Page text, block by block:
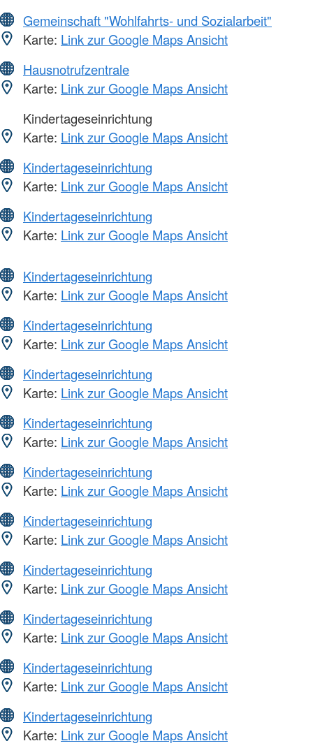
Gemeinschaft "Wohlfahrts- und Sozialarbeit"
Karte: Link zur Google Maps Ansicht
Hausnotrufzentrale
Karte: Link zur Google Maps Ansicht
Kindertageseinrichtung
Karte: Link zur Google Maps Ansicht
Kindertageseinrichtung
Karte: Link zur Google Maps Ansicht
Kindertageseinrichtung
Karte: Link zur Google Maps Ansicht
Kindertageseinrichtung
Karte: Link zur Google Maps Ansicht
Kindertageseinrichtung
Karte: Link zur Google Maps Ansicht
Kindertageseinrichtung
Karte: Link zur Google Maps Ansicht
Kindertageseinrichtung
Karte: Link zur Google Maps Ansicht
Kindertageseinrichtung
Karte: Link zur Google Maps Ansicht
Kindertageseinrichtung
Karte: Link zur Google Maps Ansicht
Kindertageseinrichtung
Karte: Link zur Google Maps Ansicht
Kindertageseinrichtung
Karte: Link zur Google Maps Ansicht
Kindertageseinrichtung
Karte: Link zur Google Maps Ansicht
Kindertageseinrichtung
Karte: Link zur Google Maps Ansicht